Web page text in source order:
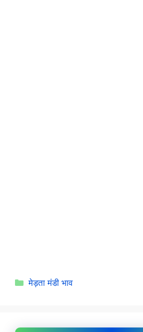
Categories
मेड़ता मंडी भाव